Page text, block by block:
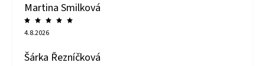
Martina Smilková
4.8.2026
Šárka Řezníčková